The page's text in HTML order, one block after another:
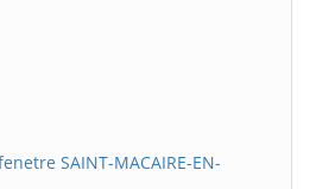
SAINT-MACAIRE-EN-